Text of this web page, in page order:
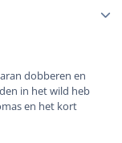
dobberen en
in het wild heb
en het kort